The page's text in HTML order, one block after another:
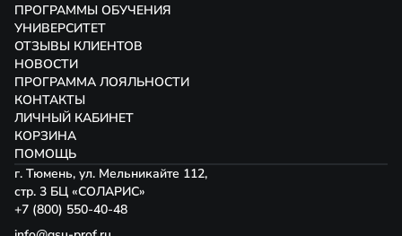
ПРОГРАММЫ ОБУЧЕНИЯ
УНИВЕРСИТЕТ
ОТЗЫВЫ КЛИЕНТОВ
НОВОСТИ
ПРОГРАММА ЛОЯЛЬНОСТИ
КОНТАКТЫ
ЛИЧНЫЙ КАБИНЕТ
КОРЗИНА
ПОМОЩЬ
г. Тюмень, ул. Мельникайте 112,
стр. 3 БЦ «СОЛАРИС»
+7 (800) 550-40-48